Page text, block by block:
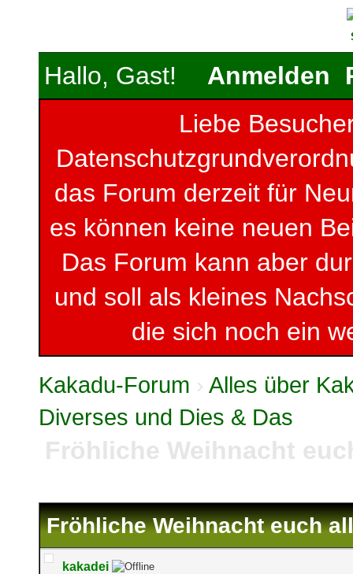
Hallo, Gast! Anmelden
Liebe
das Forum derzeit für
es können keine neuen
Das Forum kann aber
und soll als kleines
die sich noch ein
Kakadu-Forum › Alles über
Diverses und Dies & Das
Fröhliche Weihnacht
Fröhliche Weihnacht euch
kakadei